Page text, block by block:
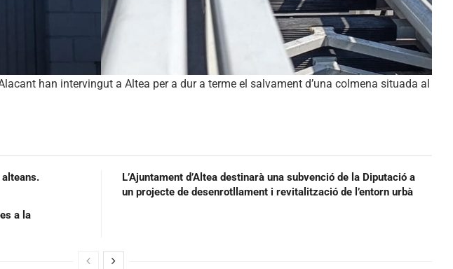
han intervingut a Altea per a dur a terme el salvament d’una colmena situada al
alteans.
a la
L’Ajuntament d’Altea destinarà una subvenció de la Diputació a
un projecte de desenrotllament i revitalització de l’entorn urbà